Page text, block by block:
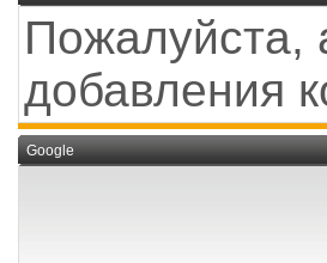
Пожалуйста,
добавления
Google